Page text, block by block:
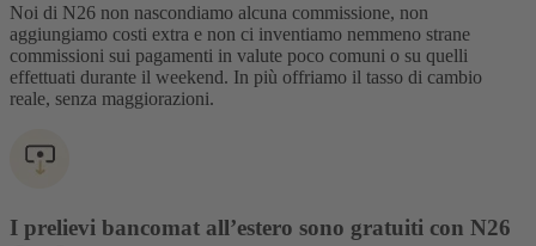
Noi di N26 non nascondiamo alcuna commissione, non
aggiungiamo costi extra e non ci inventiamo nemmeno strane
commissioni sui pagamenti in valute poco comuni o su quelli
effettuati durante il weekend. In più offriamo il tasso di cambio
reale, senza maggiorazioni.
I prelievi bancomat all’estero sono gratuiti con N26